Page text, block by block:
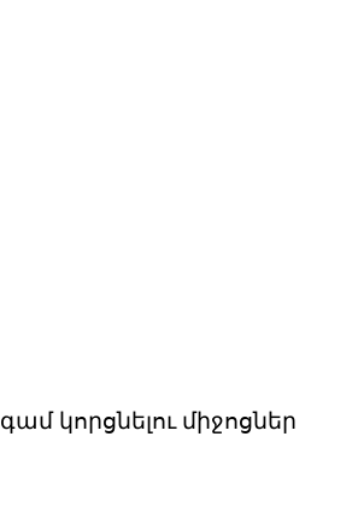
կորցնելու միջոցներ